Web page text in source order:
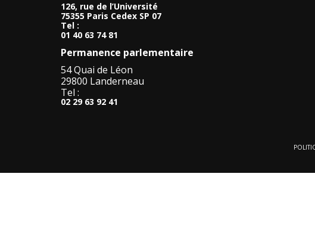
126, rue de l’Université
75355 Paris Cedex SP 07
Tel :
01 40 63 74 81
Permanence parlementaire
54 Quai de Léon
29800 Landerneau
Tel :
02 29 63 92 41